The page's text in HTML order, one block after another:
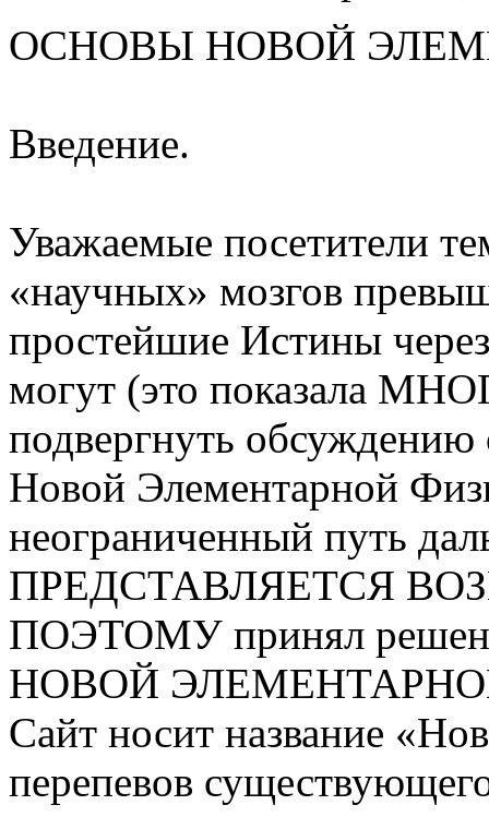
ОСНОВЫ НОВОЙ
Введение.
Уважаемые посетители
«научных» мозгов
простейшие Истины
могут (это показала
подвергнуть
Новой Элементарной
неограниченный путь
ПРЕДСТАВЛЯЕТСЯ
ПОЭТОМУ принял
НОВОЙ
Сайт носит название
перепевов